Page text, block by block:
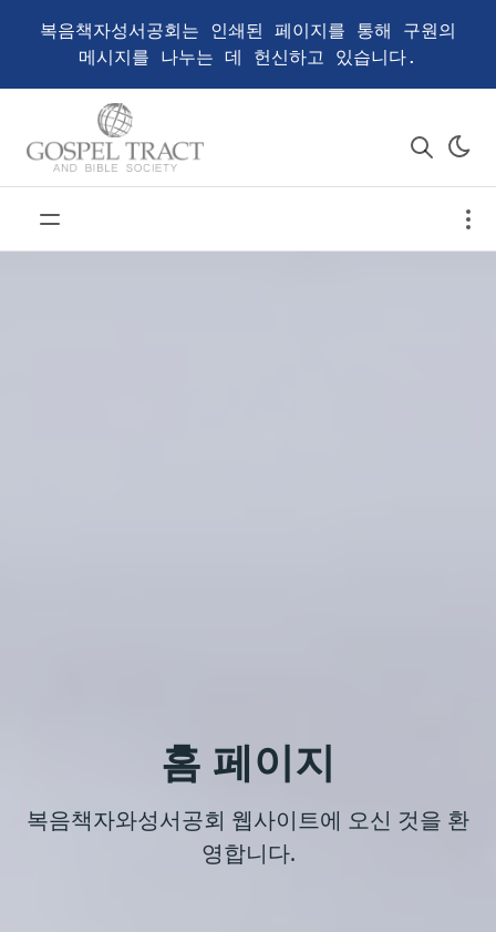
복음책자성서공회는 인쇄된 페이지를 통해 구원의
메시지를 나누는 데 헌신하고 있습니다.
홈 페이지
복음책자와성서공회 웹사이트에 오신 것을 환
영합니다.